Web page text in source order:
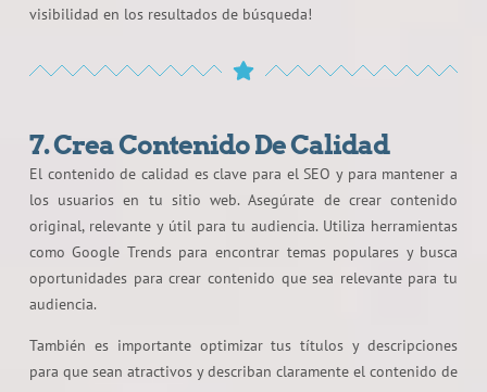
visibilidad en los resultados de búsqueda!
7. Crea Contenido De Calidad
El contenido de calidad es clave para el SEO y para mantener a
los usuarios en tu sitio web. Asegúrate de crear contenido
original, relevante y útil para tu audiencia. Utiliza herramientas
como Google Trends para encontrar temas populares y busca
oportunidades para crear contenido que sea relevante para tu
audiencia.
También es importante optimizar tus títulos y descripciones
para que sean atractivos y describan claramente el contenido de